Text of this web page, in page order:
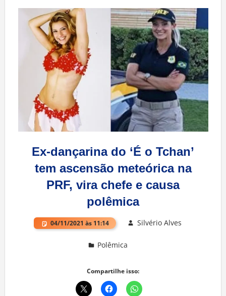
Ex-dançarina do ‘É o Tchan’
tem ascensão meteórica na
PRF, vira chefe e causa
polêmica
04/11/2021 às 11:14 Silvério Alves
Polêmica
Compartilhe isso: